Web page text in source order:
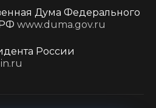
Дума Федерального
www.duma.gov.ru
России